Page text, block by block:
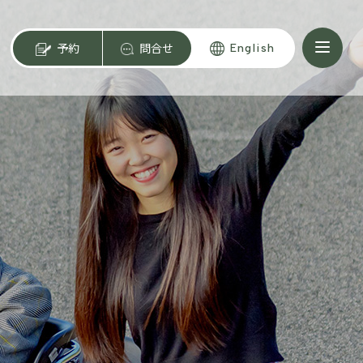
予約 問合せ English